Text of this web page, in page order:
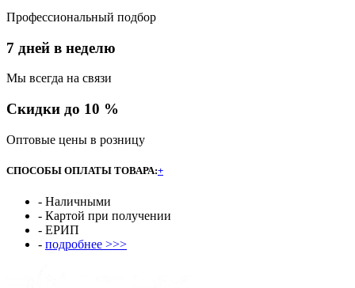
Профессиональный подбор
7 дней в неделю
Мы всегда на связи
Скидки до 10 %
Оптовые цены в розницу
СПОСОБЫ ОПЛАТЫ ТОВАРА:+
- Наличными
- Картой при получении
- ЕРИП
- подробнее >>>